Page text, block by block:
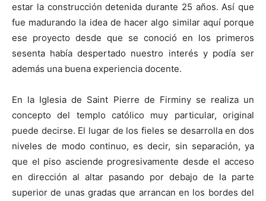
estar la construcción detenida durante 25 años. Así que
fue madurando la idea de hacer algo similar aquí porque
ese proyecto desde que se conoció en los primeros
sesenta había despertado nuestro interés y podía ser
además una buena experiencia docente.
En la Iglesia de Saint Pierre de Firminy se realiza un
concepto del templo católico muy particular, original
puede decirse. El lugar de los fieles se desarrolla en dos
niveles de modo continuo, es decir, sin separación, ya
que el piso asciende progresivamente desde el acceso
en dirección al altar pasando por debajo de la parte
superior de unas gradas que arrancan en los bordes del